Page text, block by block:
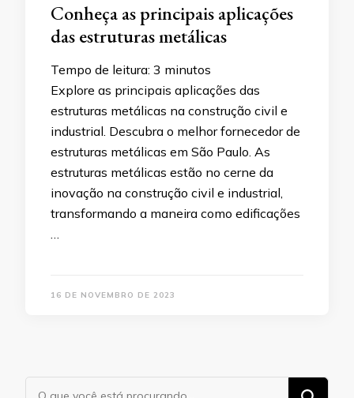
Conheça as principais aplicações
das estruturas metálicas
Tempo de leitura: 3 minutos
Explore as principais aplicações das
estruturas metálicas na construção civil e
industrial. Descubra o melhor fornecedor de
estruturas metálicas em São Paulo. As
estruturas metálicas estão no cerne da
inovação na construção civil e industrial,
transformando a maneira como edificações
…
16 DE NOVEMBRO DE 2023
Procurando